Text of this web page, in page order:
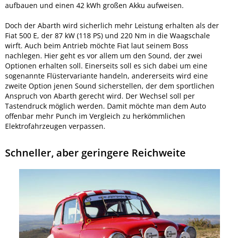
aufbauen und einen 42 kWh großen Akku aufweisen.
Doch der Abarth wird sicherlich mehr Leistung erhalten als der
Fiat 500 E, der 87 kW (118 PS) und 220 Nm in die Waagschale
wirft. Auch beim Antrieb möchte Fiat laut seinem Boss
nachlegen. Hier geht es vor allem um den Sound, der zwei
Optionen erhalten soll. Einerseits soll es sich dabei um eine
sogenannte Flüstervariante handeln, andererseits wird eine
zweite Option jenen Sound sicherstellen, der dem sportlichen
Anspruch von Abarth gerecht wird. Der Wechsel soll per
Tastendruck möglich werden. Damit möchte man dem Auto
offenbar mehr Punch im Vergleich zu herkömmlichen
Elektrofahrzeugen verpassen.
Schneller, aber geringere Reichweite